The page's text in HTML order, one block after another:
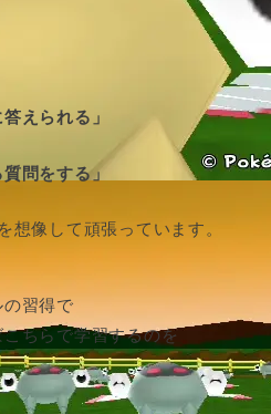
えられる」
問をする」
想像して頑張っています。
習得で
ちらで学習するのを